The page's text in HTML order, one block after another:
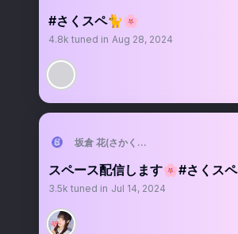
#さくスペ🐈🌸
4.8k tuned in Aug 28, 2024
坂倉 花(さかくら さくら)
スペース配信します🌸#さくスペ
3.5k tuned in Jul 14, 2024